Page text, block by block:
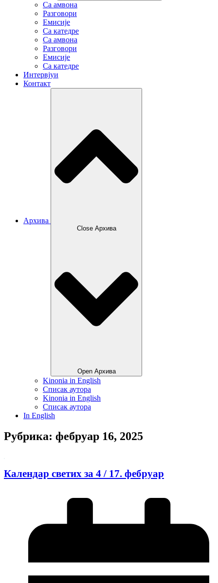
Са амвона
Разговори
Емисије
Са катедре
Са амвона
Разговори
Емисије
Са катедре
Интервјуи
Контакт
Архива
Close Архива
Open Архива
Kinonia in English
Списак аутора
Kinonia in English
Списак аутора
In English
Рубрика: фебруар 16, 2025
Календар светих за 4 / 17. фебруар